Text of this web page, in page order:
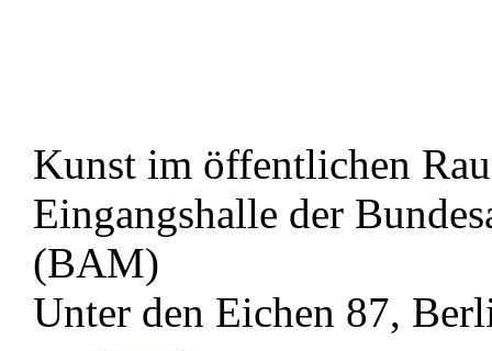
Kunst im öffentlichen
Eingangshalle der
(BAM)
Unter den Eichen 87,